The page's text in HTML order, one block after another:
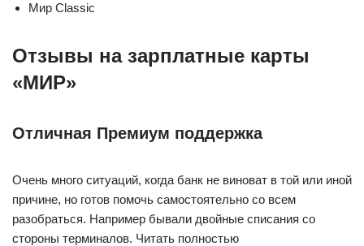
Мир Classic
Отзывы на зарплатные карты
«МИР»
Отличная Премиум поддержка
Очень много ситуаций, когда банк не виноват в той или иной
причине, но готов помочь самостоятельно со всем
разобраться. Например бывали двойные списания со
стороны терминалов. Читать полностью